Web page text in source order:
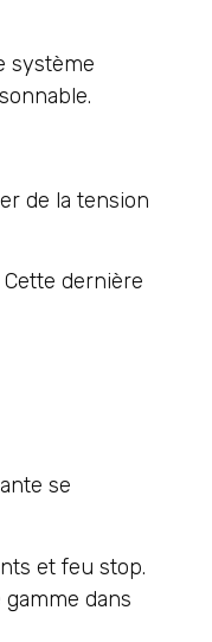
système
de la tension
dernière
se
et feu stop.
dans